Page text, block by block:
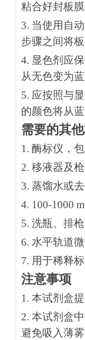
粘合好封板
3. 当使用自
步骤之间将
4. 显色剂应
从无色变为
5. 应按照与
的颜色将从
需要的其
1. 酶标仪，
2. 移液器及
3. 蒸馏水或
4. 100-1000
5. 洗瓶、排
6. 水平轨道
7. 用于稀释
注意事项
1. 本试剂盒
2. 本试剂盒
避免吸入薄